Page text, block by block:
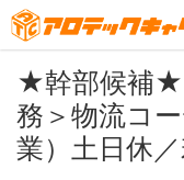
ホーム 求人検索 大
★幹部候補★
務＞物流コ
業）土日休